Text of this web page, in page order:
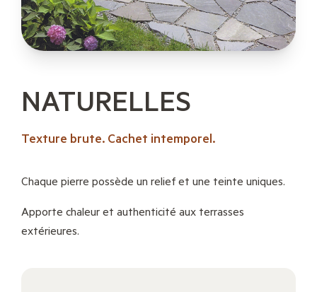
NATURELLES
Texture brute. Cachet intemporel.
Chaque pierre possède un relief et une teinte uniques.
Apporte chaleur et authenticité aux terrasses
extérieures.